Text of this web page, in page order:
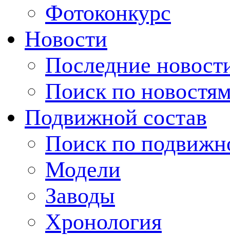
Фотоконкурс
Новости
Последние
Поиск по
Подвижной состав
Поиск по
Модели
Заводы
Хронология